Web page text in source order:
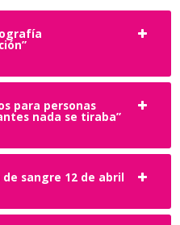
para personas
nada se tiraba”
sangre 12 de abril